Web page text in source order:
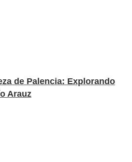
de Palencia: Explorando
Arauz